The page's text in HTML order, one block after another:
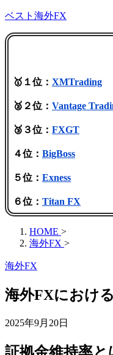
ベスト海外FX
🥇１位： XMTrading
🥈２位： Vantage
🥉３位： FXGT
４位： BigBoss
５位： Exness
６位： Titan FX
HOME >
海外FX >
海外FX
海外FXにおけ
2025年9月20日
証拠金維持率と